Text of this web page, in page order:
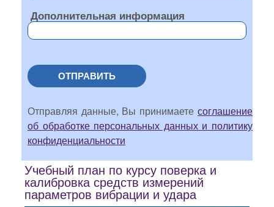
Дополнительная информация
ОТПРАВИТЬ
Отправляя данные, Вы принимаете соглашение
об обработке персональных данных и политику
конфиденциальности
Учебный план по курсу поверка и
калибровка средств измерений
параметров вибрации и удара